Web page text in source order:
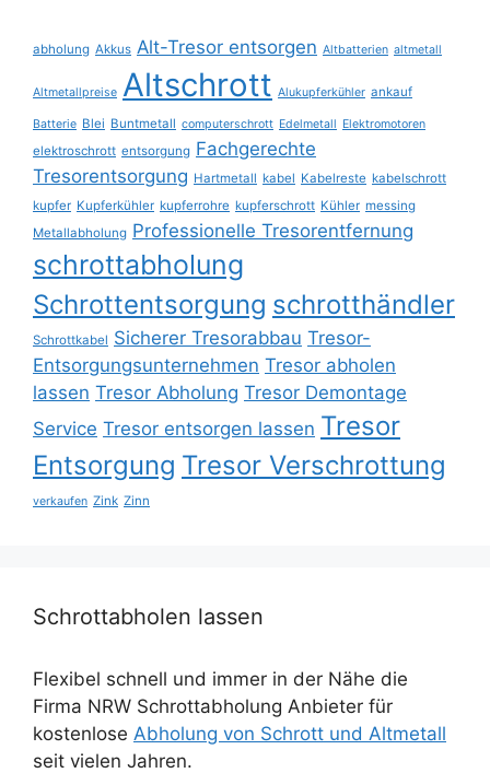
abholung Akkus Alt-Tresor entsorgen Altbatterien altmetall
Altmetallpreise Altschrott Alukupferkühler ankauf
Batterie Blei Buntmetall computerschrott Edelmetall Elektromotoren
elektroschrott entsorgung Fachgerechte
Tresorentsorgung Hartmetall kabel Kabelreste kabelschrott
kupfer Kupferkühler kupferrohre kupferschrott Kühler messing
Metallabholung Professionelle Tresorentfernung
schrottabholung
Schrottentsorgung schrotthändler
Schrottkabel Sicherer Tresorabbau Tresor-
Entsorgungsunternehmen Tresor abholen
lassen Tresor Abholung Tresor Demontage
Service Tresor entsorgen lassen Tresor
Entsorgung Tresor Verschrottung
verkaufen Zink Zinn
Schrottabholen lassen
Flexibel schnell und immer in der Nähe die
Firma NRW Schrottabholung Anbieter für
kostenlose Abholung von Schrott und Altmetall
seit vielen Jahren.